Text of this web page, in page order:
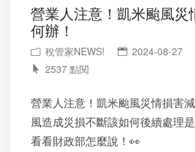
營業人注意！凱米颱風災
何辦！
稅管家NEWS! 2024-08-27
2537 點閱
營業人注意！凱米颱風災情損害
風造成災損不斷該如何後續處理
看看財政部怎麼說！ 👀